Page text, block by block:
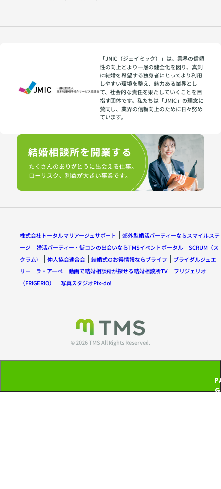
「JMIC（ジェイミック）」は、業界の信頼
性の向上とより一層の健全化を図り、真剣
に結婚を希望する独身者にとってより利用
しやすい環境を整え、魅力ある業界とし
て、社会的な責任を果たしていくことを目
指す団体です。私たちは「JMIC」の理念に
賛同し、業界の信頼向上のために日々努め
ています。
株式会社トータルマリアージュサポート
郊外型婚活パーティーならスマイルステ
ージ
婚活パーティー・街コンの出会いならTMSイベントポータル
SCRUM（ス
クラム）
仲人協会連合会 結婚式のお得情報ならブライフ
ブライダルジュエ
リー ラ・アーペ
動画で結婚相談所が探せる結婚相談所TV
フリジェリオ
（FRIGERIO）
写真スタジオPix-do!
© 2026 TMS All Rights Reserved.